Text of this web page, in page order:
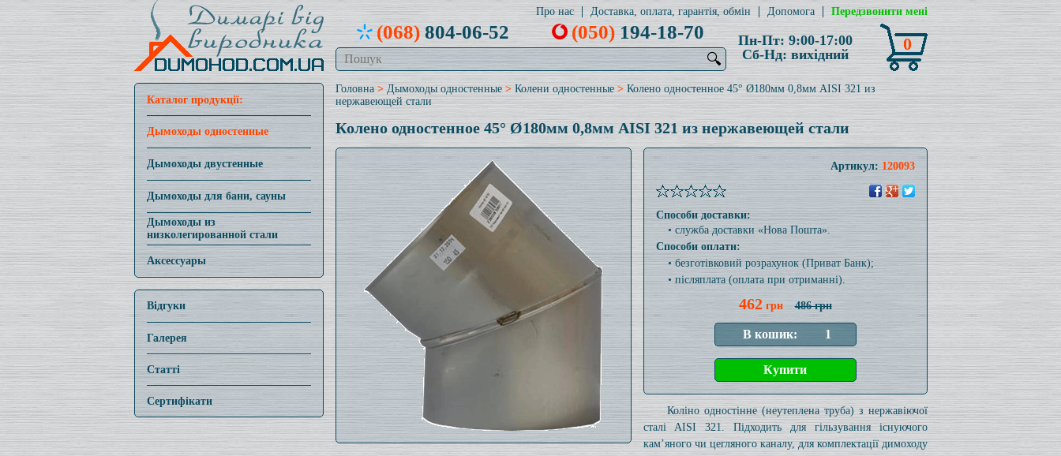
Про нас Доставка, оплата, гарантія, обмін Допомога Передзвонити мені
(068)804-06-52 (050)194-18-70
🔍
Пн-Пт: 9:00-17:00
Сб-Нд: вихідний
0
Каталог продукції:
Дымоходы одностенные
Дымоходы двустенные
Дымоходы для бани, сауны
Дымоходы из
низколегированной стали
Аксессуары
Відгуки
Галерея
Статті
Сертифікати
Головна> Дымоходы одностенные> Колени одностенные> Колено одностенное 45° Ø180мм 0,8мм AISI 321 из
нержавеющей стали
Колено одностенное 45° Ø180мм 0,8мм AISI 321 из нержавеющей стали
Артикул:120093
Способи доставки:
• служба доставки «Нова Пошта».
Способи оплати:
• безготівковий розрахунок (Приват Банк);
• післяплата (оплата при отриманні).
462грн 486 грн
Коліно одностінне (неутеплена труба) з нержавіючої
сталі AISI 321. Підходить для гільзування існуючого
кам’яного чи цегляного каналу, для комплектації димоходу